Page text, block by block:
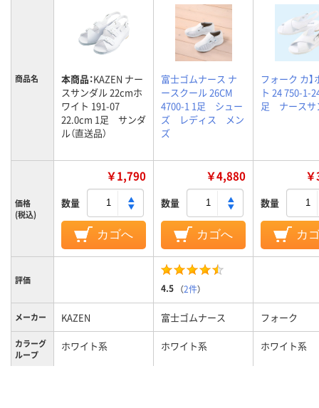
商品名 本商品：KAZEN ナー
スサンダル 22cmホ
ワイト 191-07
22.0cm 1足 サンダ
ル（直送品）
富士ゴムナース ナ
ースクール 26CM
4700-1 1足 シュー
ズ レディス メン
ズ
フォーク カ】
ト 24 750-1-
足 ナースサ
価格
(税込)
￥1,790
数量
カゴへ
￥4,880
数量
カゴへ
数量
カ
評価
4.5 （2件）
メーカー KAZEN 富士ゴムナース フォーク
カラーグ
ループ
ホワイト系 ホワイト系 ホワイト系